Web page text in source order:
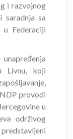
i razvojnog
saradnja sa
Federaciji
Livnu, koji
provodi
u
održivog